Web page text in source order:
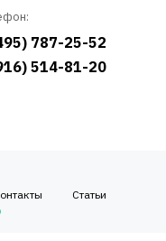
787-25-52
514-81-20
Статьи